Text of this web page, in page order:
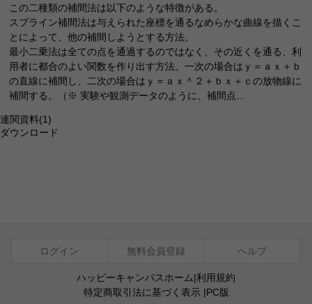
この二種類の補間法は以下のような特徴がある。
スプライン補間法は与えられた座標を通るなめらかな曲線を描くこ
とによって、他の補間しようとする方法。
最小二乗法は全ての点を通過するのではなく、その近くを通る、利
用者に都合のよい関数を作り出す方法。一次の場合はｙ＝ａｘ＋ｂ
の直線に補間し、二次の場合はｙ＝ａｘ＾２＋ｂｘ＋ｃの放物線に
補間する。（※ 実験や観測データのように、補間点...
連関資料(1)
ダウンロード
ログイン 無料会員登録 ヘルプ
ハッピーキャンパスホーム|利用規約
特定商取引法に基づく表示|PC版